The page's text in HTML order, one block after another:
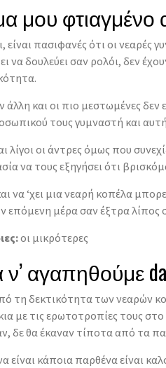
μου
είναι πασιφανές ότι οι νεαρές
να δουλεύει σαν ρολόι, δεν
άλλη και οι πιο μεστωμένες δεν
τους γυμναστή και
λίγοι οι άντρες όμως που
να τους εξηγήσει ότι
να ‘χει μια νεαρή κοπέλα
επόμενη μέρα σαν έξτρα λίπος
οι μικρότερες
αγαπηθούμε
τη δεκτικότητα των νεαρών
με τις ερωτοτροπίες τους
δε θα έκαναν τίποτα από τα
είναι κάποια παρθένα είναι